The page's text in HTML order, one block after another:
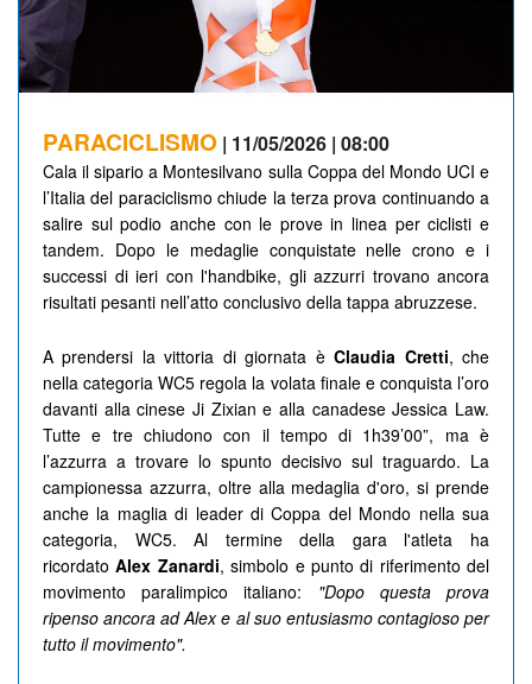
PARACICLISMO | 11/05/2026 | 08:00
Cala il sipario a Montesilvano sulla Coppa del Mondo UCI e
l’Italia del paraciclismo chiude la terza prova continuando a
salire sul podio anche con le prove in linea per ciclisti e
tandem. Dopo le medaglie conquistate nelle crono e i
successi di ieri con l'handbike, gli azzurri trovano ancora
risultati pesanti nell’atto conclusivo della tappa abruzzese.
A prendersi la vittoria di giornata èClaudia Cretti, che
nella categoria WC5 regola la volata finale e conquista l’oro
davanti alla cinese Ji Zixian e alla canadese Jessica Law.
Tutte e tre chiudono con il tempo di 1h39’00”, ma è
l’azzurra a trovare lo spunto decisivo sul traguardo. La
campionessa azzurra, oltre alla medaglia d'oro, si prende
anche la maglia di leader di Coppa del Mondo nella sua
categoria, WC5. Al termine della gara l'atleta ha
ricordatoAlex Zanardi, simbolo e punto di riferimento del
movimento paralimpico italiano: "Dopo questa prova
ripenso ancora ad Alex e al suo entusiasmo contagioso per
tutto il movimento".